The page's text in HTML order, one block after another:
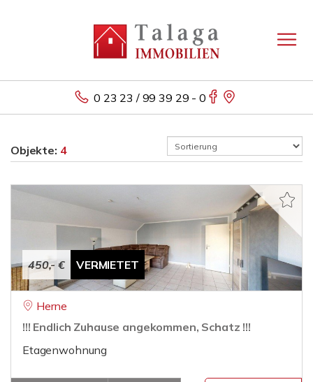
0 23 23 / 99 39 29 - 0
Objekte: 4
450,- € VERMIETET
Herne
!!! Endlich Zuhause angekommen, Schatz !!!
Etagenwohnung